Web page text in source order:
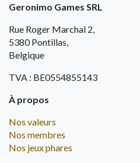
Geronimo Games SRL
Rue Roger Marchal 2,
5380 Pontillas,
Belgique
TVA : BE0554855143
À propos
Nos valeurs
Nos membres
Nos jeux phares